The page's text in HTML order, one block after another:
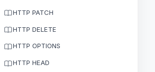
HTTP PATCH
HTTP DELETE
HTTP OPTIONS
HTTP HEAD